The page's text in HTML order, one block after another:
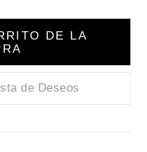
DE LA
de Deseos